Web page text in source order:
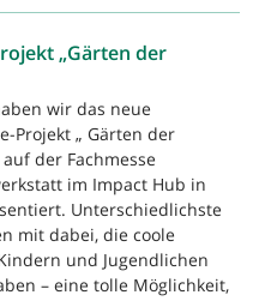
„Gärten der
wir das neue
Projekt „ Gärten der
der Fachmesse
im Impact Hub in
Unterschiedlichste
mit dabei, die coole
und Jugendlichen
– eine tolle Möglichkeit,